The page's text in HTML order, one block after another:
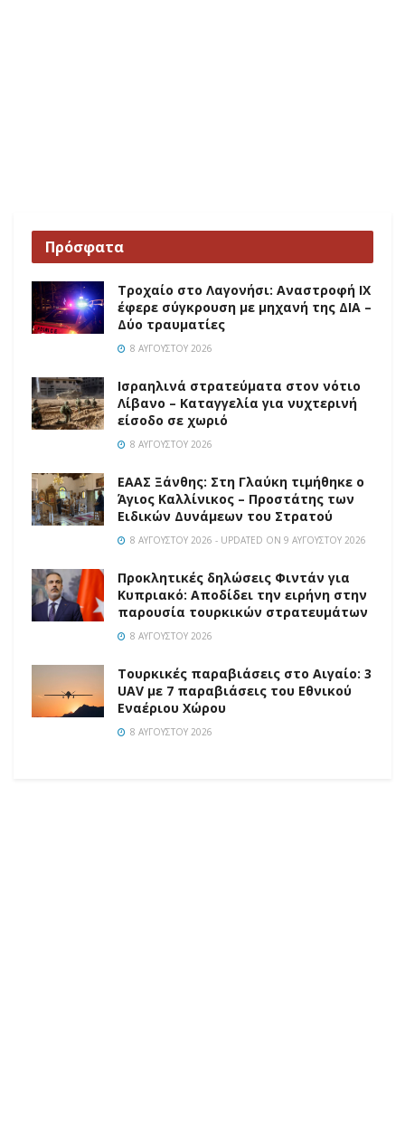
Πρόσφατα
Τροχαίο στο Λαγονήσι: Αναστροφή ΙΧ
έφερε σύγκρουση με μηχανή της ΔΙΑ –
Δύο τραυματίες
8 ΑΥΓΟΎΣΤΟΥ 2026
Ισραηλινά στρατεύματα στον νότιο
Λίβανο – Καταγγελία για νυχτερινή
είσοδο σε χωριό
8 ΑΥΓΟΎΣΤΟΥ 2026
EAAΣ Ξάνθης: Στη Γλαύκη τιμήθηκε ο
Άγιος Καλλίνικος – Προστάτης των
Ειδικών Δυνάμεων του Στρατού
8 ΑΥΓΟΎΣΤΟΥ 2026 - UPDATED ON 9 ΑΥΓΟΎΣΤΟΥ 2026
Προκλητικές δηλώσεις Φιντάν για
Κυπριακό: Αποδίδει την ειρήνη στην
παρουσία τουρκικών στρατευμάτων
8 ΑΥΓΟΎΣΤΟΥ 2026
Τουρκικές παραβιάσεις στο Αιγαίο: 3
UAV με 7 παραβιάσεις του Εθνικού
Εναέριου Χώρου
8 ΑΥΓΟΎΣΤΟΥ 2026